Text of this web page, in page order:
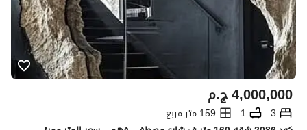
ج.م4,000,000
3
1
159 متر مربع